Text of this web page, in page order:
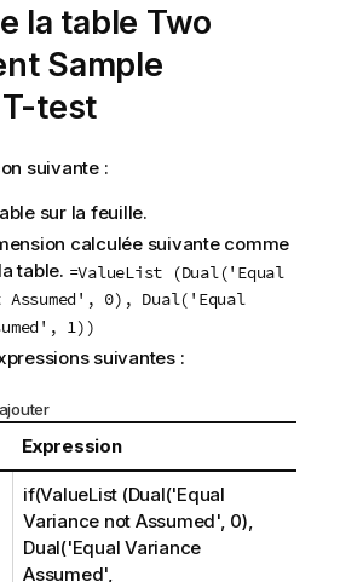
la table Two
Sample
test
suivante :
sur la feuille.
calculée suivante comme
table. =ValueList (Dual('Equal
Assumed', 0), Dual('Equal
1))
suivantes :
Expression
if(ValueList (Dual('Equal
Variance not Assumed', 0),
Dual('Equal Variance
Assumed',